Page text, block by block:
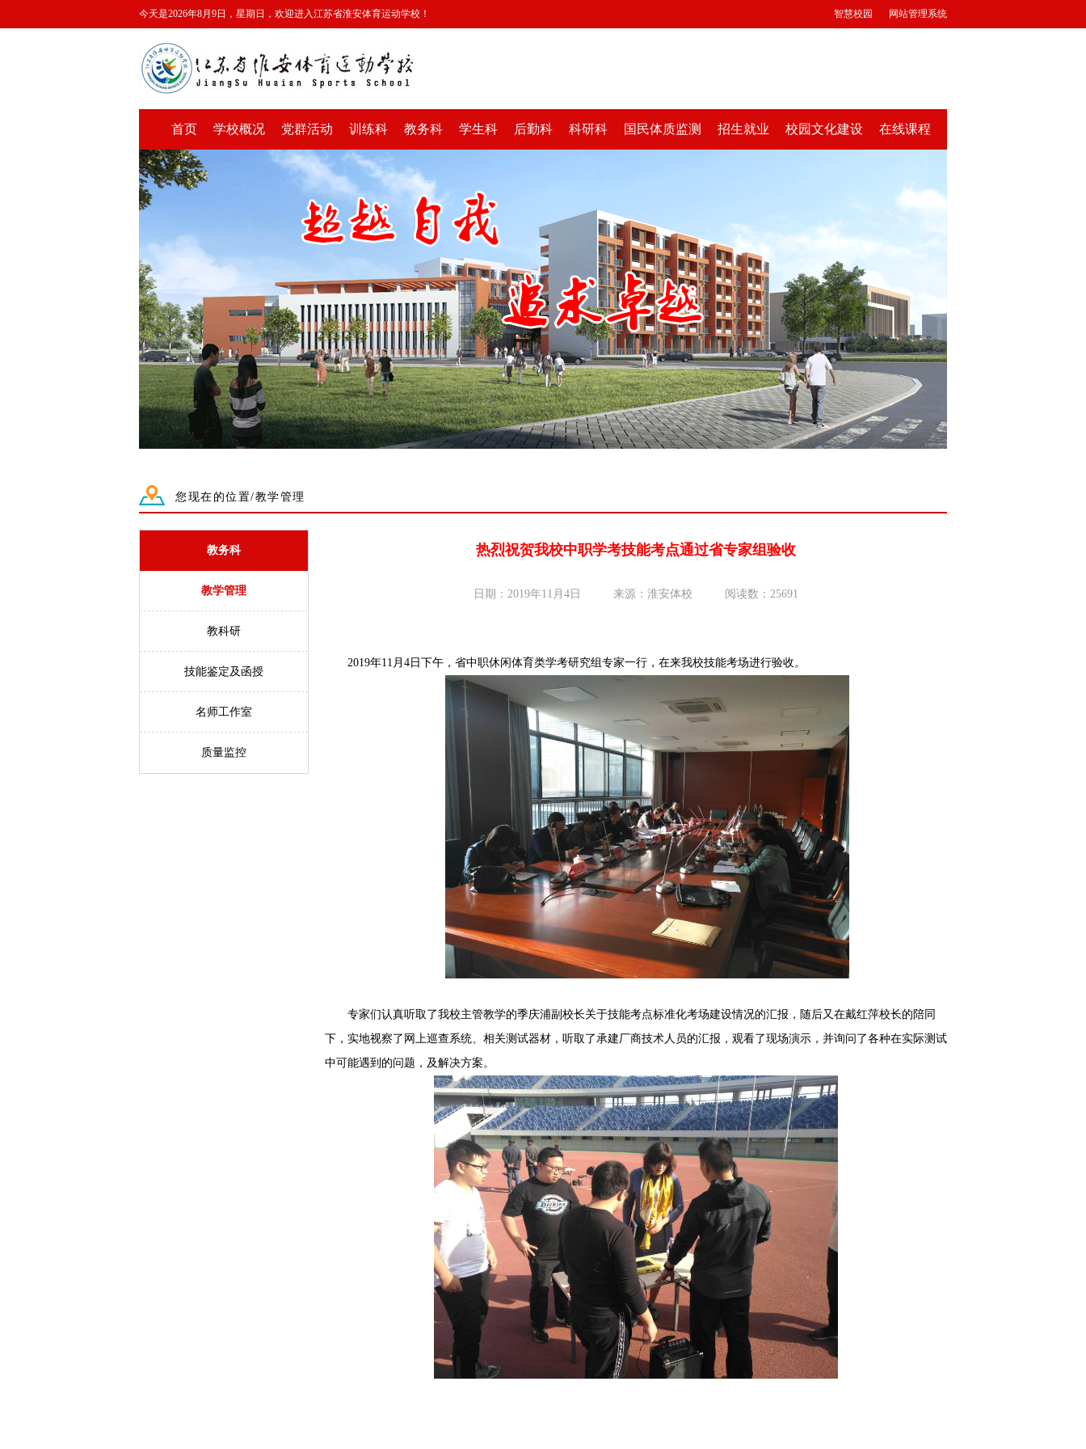
今天是2026年8月9日，星期日，欢迎进入江苏省淮安体育运动学校！ 网站管理系统
智慧校园
首页 学校概况 党群活动 训练科 教务科 学生科 后勤科 科研科 国民体质监测 招生就业 校园文化建设 在线课程
您现在的位置/教学管理
教务科
教学管理
教科研
技能鉴定及函授
名师工作室
质量监控
热烈祝贺我校中职学考技能考点通过省专家组验收
日期：2019年11月4日 来源：淮安体校 阅读数：25691
2019年11月4日下午，省中职休闲体育类学考研究组专家一行，在来我校技能考场进行验收。
专家们认真听取了我校主管教学的季庆浦副校长关于技能考点标准化考场建设情况的汇报，随后又在戴红萍校长的陪同
下，实地视察了网上巡查系统、相关测试器材，听取了承建厂商技术人员的汇报，观看了现场演示，并询问了各种在实际测试
中可能遇到的问题，及解决方案。